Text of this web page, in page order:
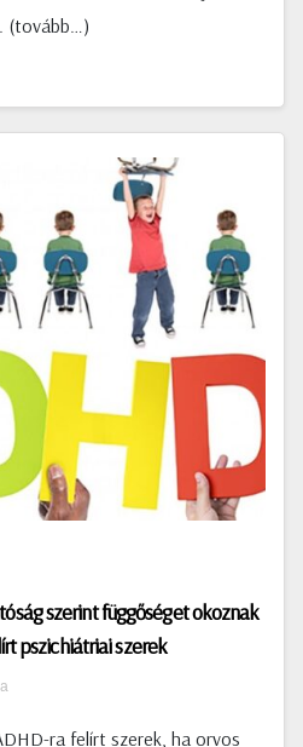
(tovább…)
szerint függőséget okoznak
pszichiátriai szerek
ra felírt szerek, ha orvos